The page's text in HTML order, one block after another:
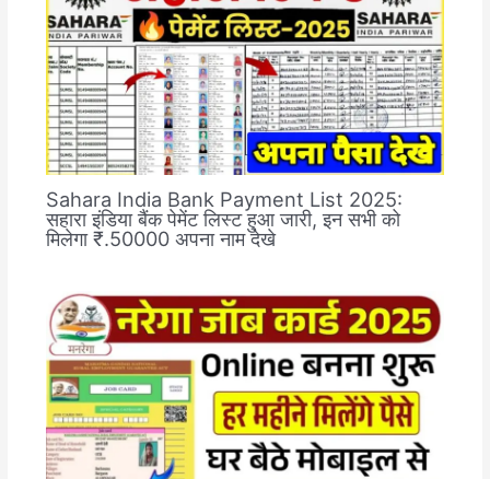
Sahara India Bank Payment List 2025:
सहारा इंडिया बैंक पेमेंट लिस्ट हुआ जारी, इन सभी को
मिलेगा ₹.50000 अपना नाम देखे